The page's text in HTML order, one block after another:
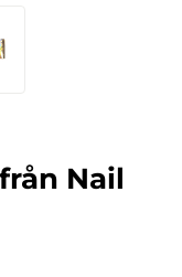
Nail